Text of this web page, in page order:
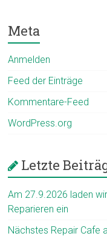
Meta
Anmelden
Feed der Einträge
Kommentare-Feed
WordPress.org
Letzte
Am 27.9.2026 laden
Reparieren ein
Nächstes Repair Cafe